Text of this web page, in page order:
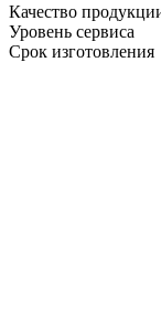
Качество
Уровень сервиса
Срок изготовления